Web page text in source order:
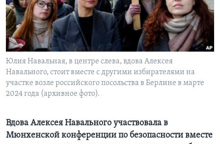
Learning English
СОЦИАЛЬНЫЕ СЕТИ
Языки
Юлия Навальная, в центре слева, вдова Алексея
Навального, стоит вместе с другими избирателями на
участке возле российского посольства в Берлине в марте
2024 года (архивное фото).
Вдова Алексея Навального участвовала в
Мюнхенской конференции по безопасности вместе